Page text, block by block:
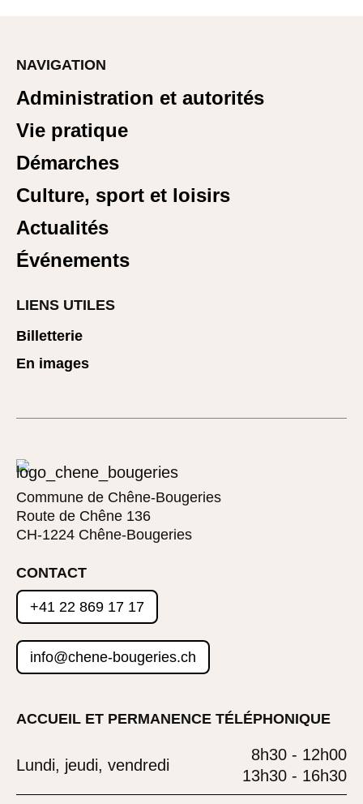
NAVIGATION
Administration et autorités
Vie pratique
Démarches
Culture, sport et loisirs
Actualités
Événements
LIENS UTILES
Billetterie
En images
Commune de Chêne-Bougeries
Route de Chêne 136
CH-1224 Chêne-Bougeries
CONTACT
+41 22 869 17 17
info@chene-bougeries.ch
ACCUEIL ET PERMANENCE TÉLÉPHONIQUE
Lundi, jeudi, vendredi
8h30 - 12h00
13h30 - 16h30